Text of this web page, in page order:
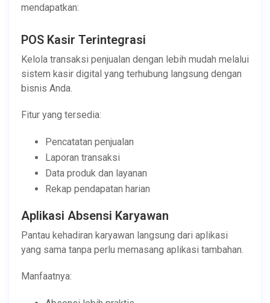
mendapatkan:
POS Kasir Terintegrasi
Kelola transaksi penjualan dengan lebih mudah melalui
sistem kasir digital yang terhubung langsung dengan
bisnis Anda.
Fitur yang tersedia:
Pencatatan penjualan
Laporan transaksi
Data produk dan layanan
Rekap pendapatan harian
Aplikasi Absensi Karyawan
Pantau kehadiran karyawan langsung dari aplikasi
yang sama tanpa perlu memasang aplikasi tambahan.
Manfaatnya: